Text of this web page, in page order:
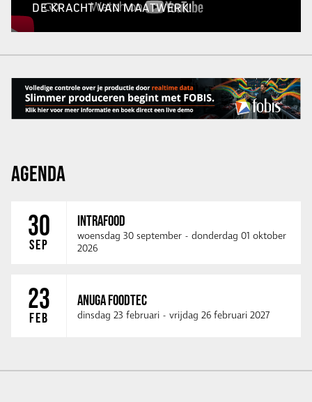
DE KRACHT VAN MAATWERK!
AGENDA
30
SEP
INTRAFOOD
woensdag 30 september - donderdag 01 oktober
2026
23
FEB
ANUGA FOODTEC
dinsdag 23 februari - vrijdag 26 februari 2027